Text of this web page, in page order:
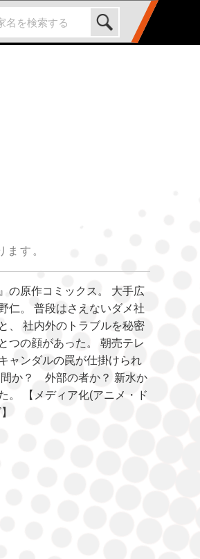
す。
の原作コミックス。 大手広
仁。 普段はさえないダメ社
、 社内外のトラブルを秘密
つの顔があった。 朝売テレ
ャンダルの罠が仕掛けられ
間か？ 外部の者か？ 新水か
。 【メディア化(アニメ・ド